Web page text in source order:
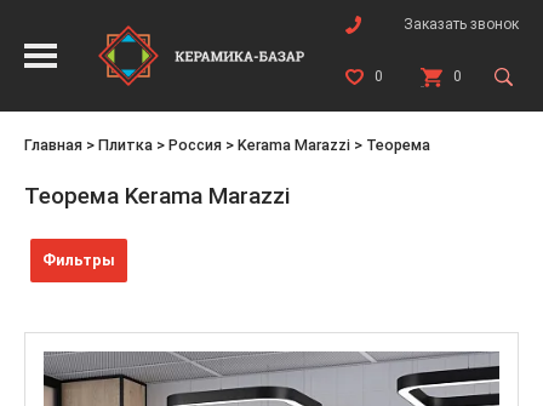
Заказать звонок
0 0
Главная > Плитка > Россия > Kerama Marazzi > Теорема
Теорема Kerama Marazzi
Фильтры